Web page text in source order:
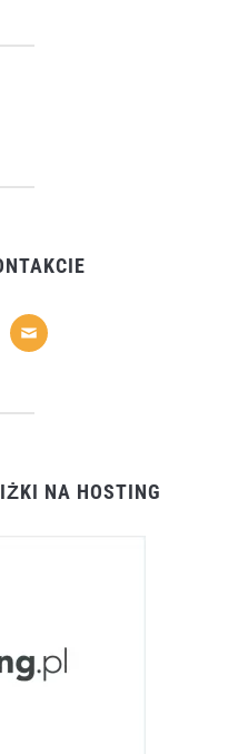
mail
NA HOSTING